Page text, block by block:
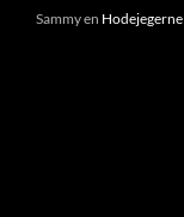
Sammyen Hodejegerne